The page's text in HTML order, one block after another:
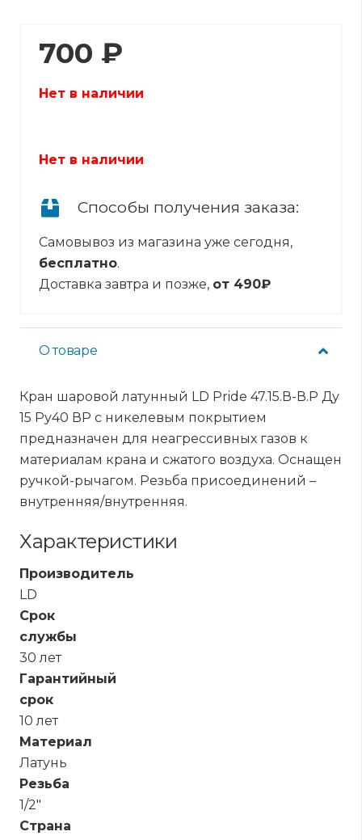
700 ₽
Нет в наличии
Нет в наличии
Способы получения заказа:
Самовывоз из магазина уже сегодня,
бесплатно.
Доставка завтра и позже, от 490₽
О товаре
Кран шаровой латунный LD Pride 47.15.В-В.Р Ду
15 Ру40 ВР с никелевым покрытием
предназначен для неагрессивных газов к
материалам крана и сжатого воздуха. Оснащен
ручкой-рычагом. Резьба присоединений –
внутренняя/внутренняя.
Характеристики
Производитель
LD
Срок
службы
30 лет
Гарантийный
срок
10 лет
Материал
Латунь
Резьба
1/2"
Страна